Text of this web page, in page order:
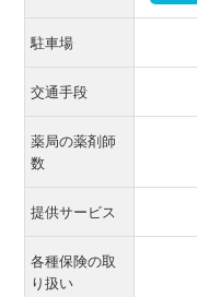
駐車場
交通手段
薬局の薬剤師
数
提供サービス
各種保険の取
り扱い